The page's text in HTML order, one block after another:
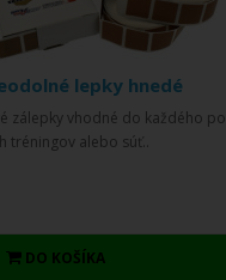
lepky hnedé
zálepky vhodné do každého
tréningov alebo súť..
DO KOŠÍKA